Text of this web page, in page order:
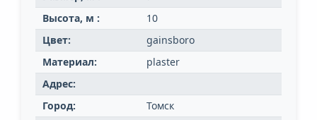
Высота, м :
10
Цвет:
gainsboro
Материал:
plaster
Адрес:
Город:
Томск